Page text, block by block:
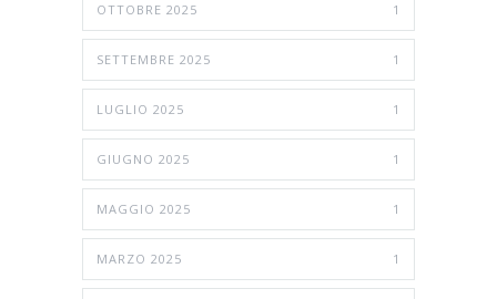
OTTOBRE 2025 1
SETTEMBRE 2025 1
LUGLIO 2025 1
GIUGNO 2025 1
MAGGIO 2025 1
MARZO 2025 1